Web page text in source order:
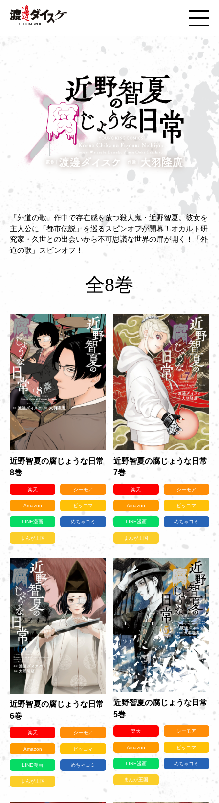
「外道の歌」作中で存在感を放つ殺人鬼・近野智夏。彼女を
主人公に「都市伝説」を巡るスピンオフが開幕！オカルト研
究家・久世との出会いから不可思議な世界の扉が開く！「外
道の歌」スピンオフ！
全8巻
近野智夏の腐じょうな日常
8巻
楽天 シーモア
Amazon ピッコマ
LINE漫画 めちゃコミ
まんが王国
近野智夏の腐じょうな日常
7巻
楽天 シーモア
Amazon ピッコマ
LINE漫画 めちゃコミ
まんが王国
近野智夏の腐じょうな日常
6巻
楽天 シーモア
Amazon ピッコマ
LINE漫画 めちゃコミ
まんが王国
近野智夏の腐じょうな日常
5巻
楽天 シーモア
Amazon ピッコマ
LINE漫画 めちゃコミ
まんが王国